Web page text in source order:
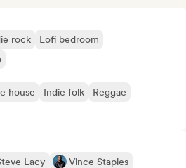
rock
Lofi bedroom
house Indie folk
Reggae
Lacy
Vince Staples